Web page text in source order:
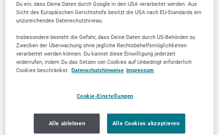
Du ein, dass Deine Daten durch Google in den USA verarbeitet werden. Aus
Sicht des Europäischen Gerichtshofs besitzt die USA nach EU-Standards ein
unzureichendes Datenschutzniveau.
Insbesondere besteht die Gefahr, dass Deine Daten durch US-Behörden zu
Zwecken der Überwachung ohne jegliche Rechtsbehelfsmöglichkeiten
verarbeitet werden können. Du kannst diese Einwilligung jederzeit
widerrufen, indem Du das Setzen von Cookies auf Unbedingt erforderlich
Cookies beschränkst. Datenschutzhinweise Impressum
Cookie-Einstellungen
Alle ablehnen Alle Cookies akzeptieren